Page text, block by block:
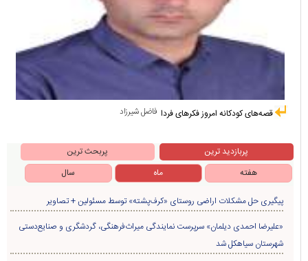
فاضل شیرزاد قصه‌های کودکانه امروز فکرهای فردا
پربازدید ترین
پربحث ترین
هفته
ماه سال
پیگیری حل مشکلات اراضی روستای «کرف‌پشته» توسط مسئولین + تصاویر
«علیرضا احمدی دیلمان» سرپرست نمایندگی میراث‌فرهنگی، گردشگری و صنایع‌دستی
شهرستان سیاهکل شد